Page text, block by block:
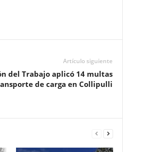
Artículo siguiente
del Trabajo aplicó 14 multas
de carga en Collipulli